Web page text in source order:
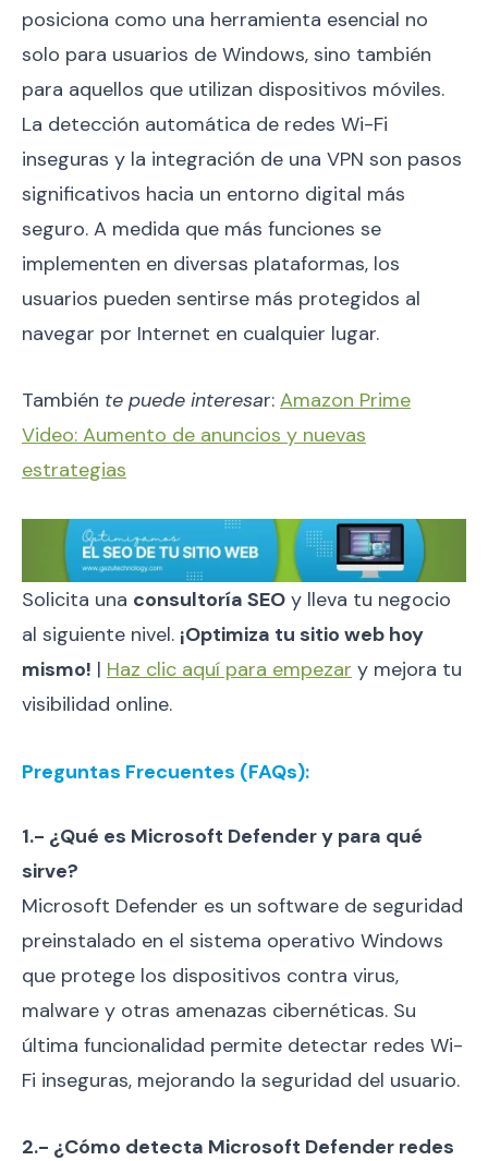
posiciona como una herramienta esencial no
solo para usuarios de Windows, sino también
para aquellos que utilizan dispositivos móviles.
La detección automática de redes Wi-Fi
inseguras y la integración de una VPN son pasos
significativos hacia un entorno digital más
seguro. A medida que más funciones se
implementen en diversas plataformas, los
usuarios pueden sentirse más protegidos al
navegar por Internet en cualquier lugar.
También te puede interesar: Amazon Prime
Video: Aumento de anuncios y nuevas
estrategias
Solicita una consultoría SEO y lleva tu negocio
al siguiente nivel. ¡Optimiza tu sitio web hoy
mismo! | Haz clic aquí para empezar y mejora tu
visibilidad online.
Preguntas Frecuentes (FAQs):
1.- ¿Qué es Microsoft Defender y para qué
sirve?
Microsoft Defender es un software de seguridad
preinstalado en el sistema operativo Windows
que protege los dispositivos contra virus,
malware y otras amenazas cibernéticas. Su
última funcionalidad permite detectar redes Wi-
Fi inseguras, mejorando la seguridad del usuario.
2.- ¿Cómo detecta Microsoft Defender redes